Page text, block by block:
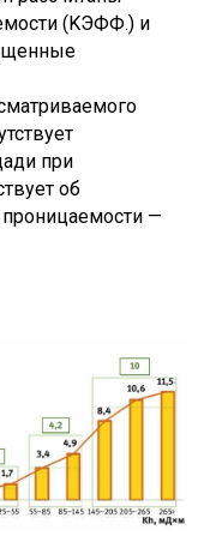
(KЭФФ.) и
при
об
—